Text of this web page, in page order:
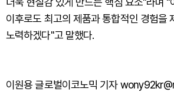
이후로도 최고의 제품과 통합적인 경험을
노력하겠다"고 말했다.
이원용 글로벌이코노믹 기자